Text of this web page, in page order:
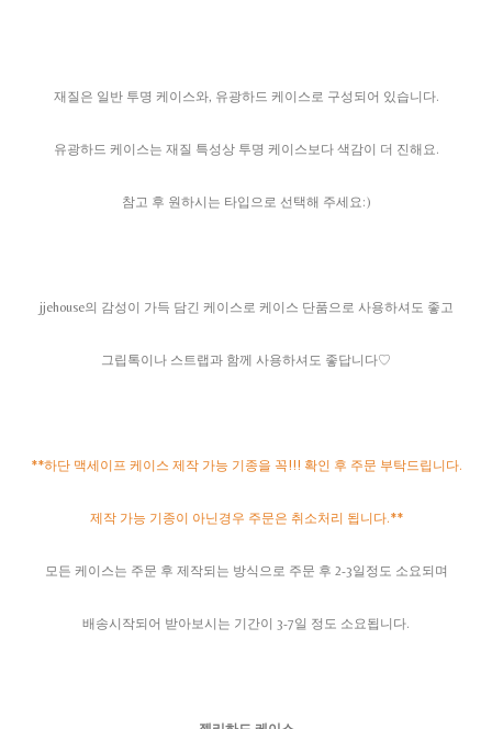
재질은 일반 투명 케이스와, 유광하드 케이스로 구성되어 있습니다.
유광하드 케이스는 재질 특성상 투명 케이스보다 색감이 더 진해요.
참고 후 원하시는 타입으로 선택해 주세요:)
jjehouse의 감성이 가득 담긴 케이스로 케이스 단품으로 사용하셔도 좋고
그립톡이나 스트랩과 함께 사용하셔도 좋답니다♡
**하단 맥세이프 케이스 제작 가능 기종을 꼭!!! 확인 후 주문 부탁드립니다.
제작 가능 기종이 아닌경우 주문은 취소처리 됩니다.**
모든 케이스는 주문 후 제작되는 방식으로 주문 후 2-3일정도 소요되며
배송시작되어 받아보시는 기간이 3-7일 정도 소요됩니다.